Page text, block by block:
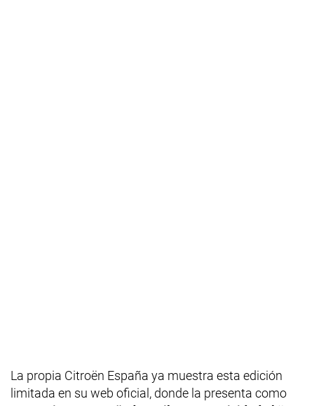
La propia Citroën España ya muestra esta edición
limitada en su web oficial, donde la presenta como